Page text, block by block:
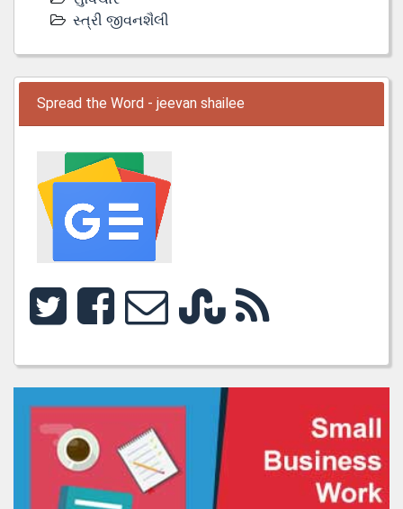
સ્ત્રી જીવનશૈલી
Spread the Word - jeevan shailee